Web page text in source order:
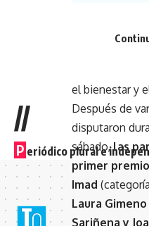
vecinos y
el bienestar y
Después de
disputaron
sábado,las
primer
Imad
Laura Gimeno
Sariñena y
//
P eriódico plural e